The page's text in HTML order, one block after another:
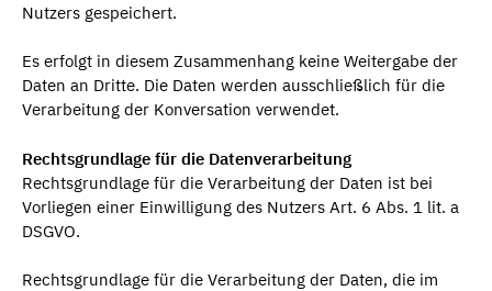
Nutzers gespeichert.
Es erfolgt in diesem Zusammenhang keine Weitergabe der
Daten an Dritte. Die Daten werden ausschließlich für die
Verarbeitung der Konversation verwendet.
Rechtsgrundlage für die Datenverarbeitung
Rechtsgrundlage für die Verarbeitung der Daten ist bei
Vorliegen einer Einwilligung des Nutzers Art. 6 Abs. 1 lit. a
DSGVO.
Rechtsgrundlage für die Verarbeitung der Daten, die im